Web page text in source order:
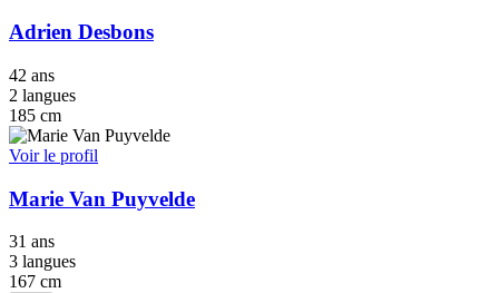
Adrien Desbons
42 ans
2 langues
185 cm
Voir le profil
Marie Van Puyvelde
31 ans
3 langues
167 cm